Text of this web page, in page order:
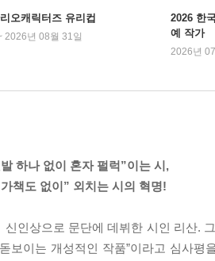
오캐릭터즈 유리컵
2026년 08월 31일
2026 한
예 작가
2026년
하나 없이 혼자 펄럭”이는 시,
책도 없이” 외치는 시의 혁명!
신인상으로 문단에 데뷔한 시인 리산.
보이는 개성적인 작품”이라고 심사